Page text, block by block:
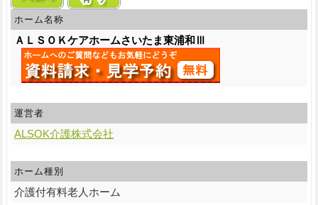
ホーム名称
ＡＬＳＯＫケアホームさいたま東浦和Ⅲ
運営者
ALSOK介護株式会社
ホーム種別
介護付有料老人ホーム